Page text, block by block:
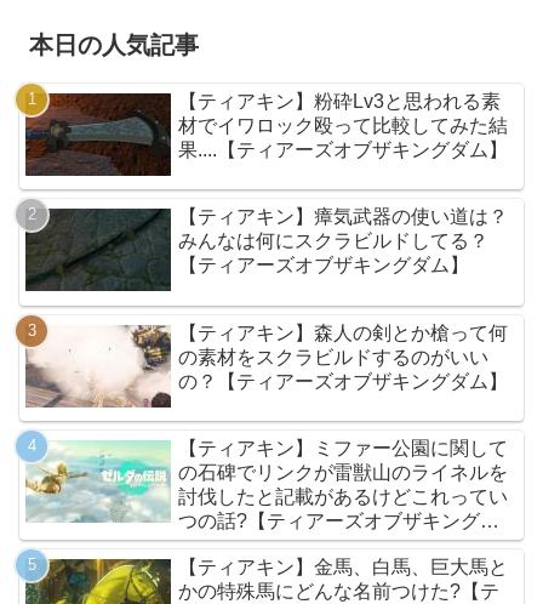
本日の人気記事
【ティアキン】粉砕Lv3と思われる素
材でイワロック殴って比較してみた結
果....【ティアーズオブザキングダム】
【ティアキン】瘴気武器の使い道は？
みんなは何にスクラビルドしてる？
【ティアーズオブザキングダム】
【ティアキン】森人の剣とか槍って何
の素材をスクラビルドするのがいい
の？【ティアーズオブザキングダム】
【ティアキン】ミファー公園に関して
の石碑でリンクが雷獣山のライネルを
討伐したと記載があるけどこれってい
つの話?【ティアーズオブザキングダ
ム】
【ティアキン】金馬、白馬、巨大馬と
かの特殊馬にどんな名前つけた?【テ